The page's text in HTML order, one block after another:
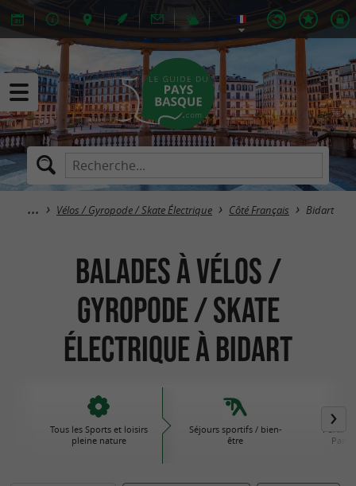
Vélos / Gyropode / Skate Électrique Côté Français Bidart
Balades à Vélos /
Gyropode / Skate
Électrique à Bidart
Tous les Sports et loisirs
pleine nature
Séjours sportifs / bien-
être
Parcs